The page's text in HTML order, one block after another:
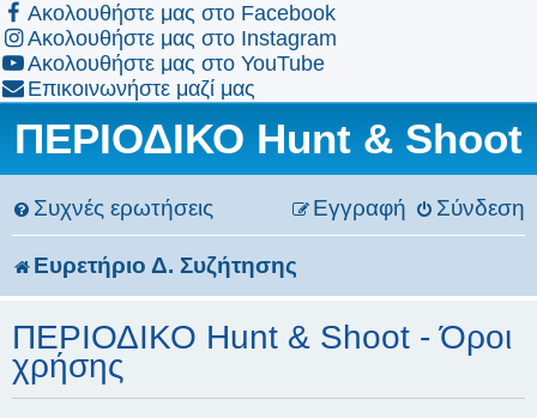
Ακολουθήστε μας στο Facebook
Ακολουθήστε μας στο Instagram
Ακολουθήστε μας στο YouTube
Επικοινωνήστε μαζί μας
ΠΕΡΙΟΔΙΚΟ Hunt & Shoot
Συχνές ερωτήσεις Σύνδεση
Εγγραφή
Ευρετήριο Δ. Συζήτησης
ΠΕΡΙΟΔΙΚΟ Hunt & Shoot - Όροι
χρήσης